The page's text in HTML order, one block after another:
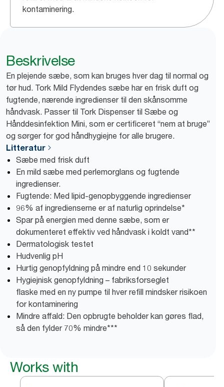
kontaminering.
Beskrivelse
En plejende sæbe, som kan bruges hver dag til normal og
tør hud. Tork Mild Flydendes sæbe har en frisk duft og
fugtende, nærende ingredienser til den skånsomme
håndvask. Passer til Tork Dispenser til Sæbe og
Hånddesinfektion Mini, som er certificeret “nem at bruge”
og sørger for god håndhygiejne for alle brugere.
Litteratur
Sæbe med frisk duft
En mild sæbe med perlemorglans og fugtende
ingredienser.
Fugtende: Med lipid-genopbyggende ingredienser
96% af ingredienserne er af naturlig oprindelse*
Spar på energien med denne sæbe, som er
dokumenteret effektiv ved håndvask i koldt vand**
Dermatologisk testet
Hudvenlig pH
Hurtig genopfyldning på mindre end 10 sekunder
Hygiejnisk genopfyldning – fabriksforseglet
flaske med en ny pumpe til hver refill mindsker risikoen
for kontaminering
Mindre affald: Den opbrugte beholder kan gøres flad,
så den fylder 70% mindre***
Works with